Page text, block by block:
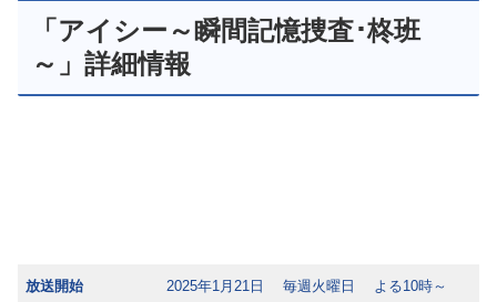
「アイシー～瞬間記憶捜査･柊班
～」詳細情報
放送開始 2025年1月21日 毎週火曜日 よる10時～